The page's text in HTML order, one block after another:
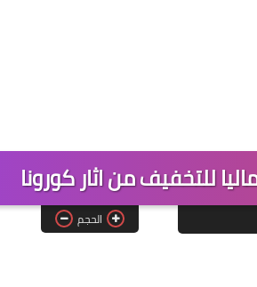
للتخفيف من اثار كورونا
الحجم